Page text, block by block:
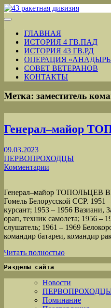
ГЛАВНАЯ
ИСТОРИЯ 4 ГВ.ПАД
ИСТОРИЯ 43 ГВ.РД
ОПЕРАЦИЯ
СОВЕТ ВЕТЕРАНОВ
КОНТАКТЫ
Метка: заместитель
Генерал‒майор
09.03.2023
ПЕРВОПРОХОДЦЫ
Комментарии
Генерал‒майор ТОПОЛЬЦЕВ
Гомель Белорусской ССР. 1951
курсант; 1953 – 1956 Вазиани,
орап, техник самолета; 1956 –
слушатель; 1961 – 1969
командир батареи, командир
Читать полностью
Разделы сайта
Новости
Поминание